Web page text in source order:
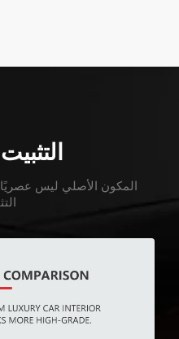
المكون الأصلي ليس عصريًا